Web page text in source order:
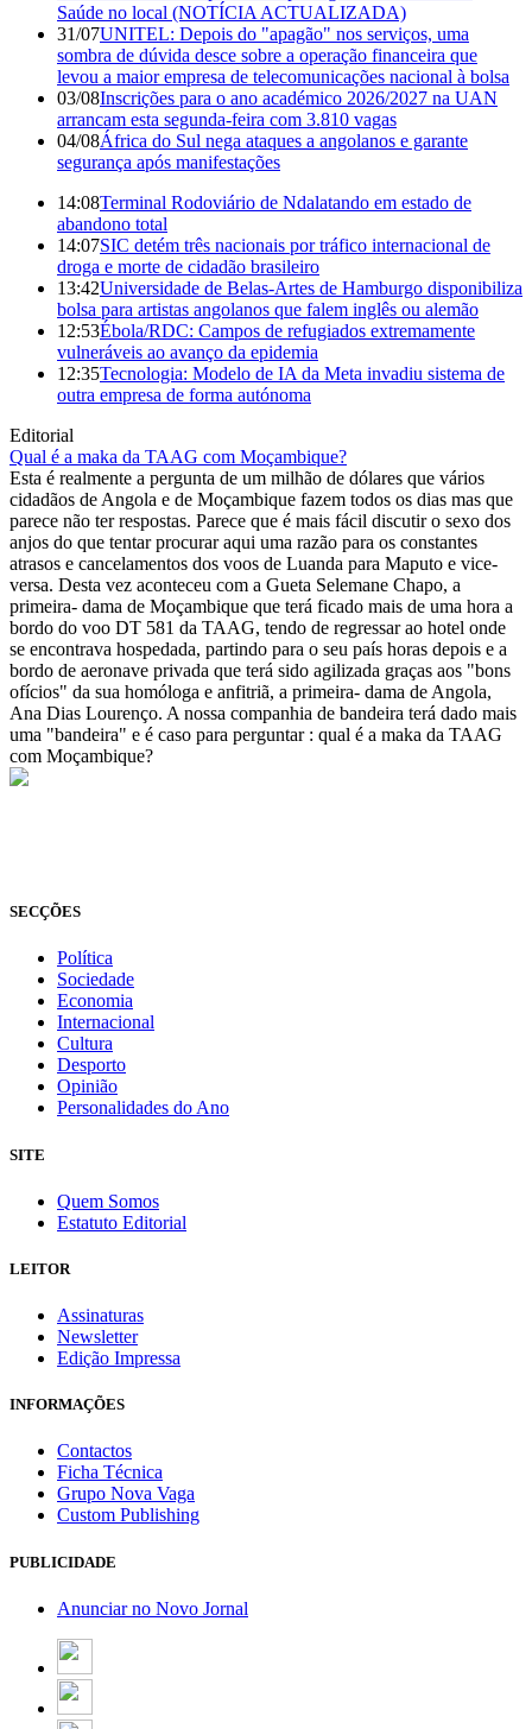
Saúde no local (NOTÍCIA ACTUALIZADA)
31/07UNITEL: Depois do "apagão" nos serviços, uma
sombra de dúvida desce sobre a operação financeira que
levou a maior empresa de telecomunicações nacional à bolsa
03/08Inscrições para o ano académico 2026/2027 na UAN
arrancam esta segunda-feira com 3.810 vagas
04/08África do Sul nega ataques a angolanos e garante
segurança após manifestações
14:08Terminal Rodoviário de Ndalatando em estado de
abandono total
14:07SIC detém três nacionais por tráfico internacional de
droga e morte de cidadão brasileiro
13:42Universidade de Belas-Artes de Hamburgo disponibiliza
bolsa para artistas angolanos que falem inglês ou alemão
12:53Ébola/RDC: Campos de refugiados extremamente
vulneráveis ao avanço da epidemia
12:35Tecnologia: Modelo de IA da Meta invadiu sistema de
outra empresa de forma autónoma
Editorial
Qual é a maka da TAAG com Moçambique?
Esta é realmente a pergunta de um milhão de dólares que vários
cidadãos de Angola e de Moçambique fazem todos os dias mas que
parece não ter respostas. Parece que é mais fácil discutir o sexo dos
anjos do que tentar procurar aqui uma razão para os constantes
atrasos e cancelamentos dos voos de Luanda para Maputo e vice-
versa. Desta vez aconteceu com a Gueta Selemane Chapo, a
primeira- dama de Moçambique que terá ficado mais de uma hora a
bordo do voo DT 581 da TAAG, tendo de regressar ao hotel onde
se encontrava hospedada, partindo para o seu país horas depois e a
bordo de aeronave privada que terá sido agilizada graças aos "bons
ofícios" da sua homóloga e anfitriã, a primeira- dama de Angola,
Ana Dias Lourenço. A nossa companhia de bandeira terá dado mais
uma "bandeira" e é caso para perguntar : qual é a maka da TAAG
com Moçambique?
SECÇÕES
Política
Sociedade
Economia
Internacional
Cultura
Desporto
Opinião
Personalidades do Ano
SITE
Quem Somos
Estatuto Editorial
LEITOR
Assinaturas
Newsletter
Edição Impressa
INFORMAÇÕES
Contactos
Ficha Técnica
Grupo Nova Vaga
Custom Publishing
PUBLICIDADE
Anunciar no Novo Jornal